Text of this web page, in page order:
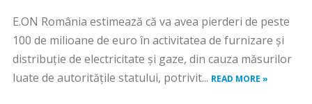
E.ON România estimează că va avea pierderi de peste
100 de milioane de euro în activitatea de furnizare şi
distribuţie de electricitate şi gaze, din cauza măsurilor
luate de autorităţile statului, potrivit... READ MORE »